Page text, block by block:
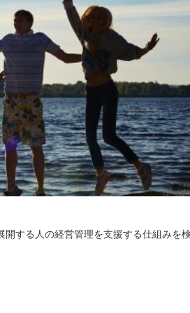
する人の経営管理を支援する仕組みを